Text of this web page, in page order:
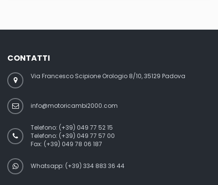
CONTATTI
Via Francesco Scipione Orologio 8/10, 35129 Padova
info@motoricambi2000.com
Telefono: (+39) 049 77 52 15
Telefono: (+39) 049 77 57 00
Fax: (+39) 049 78 06 187
Whatsapp: (+39) 334 883 36 44